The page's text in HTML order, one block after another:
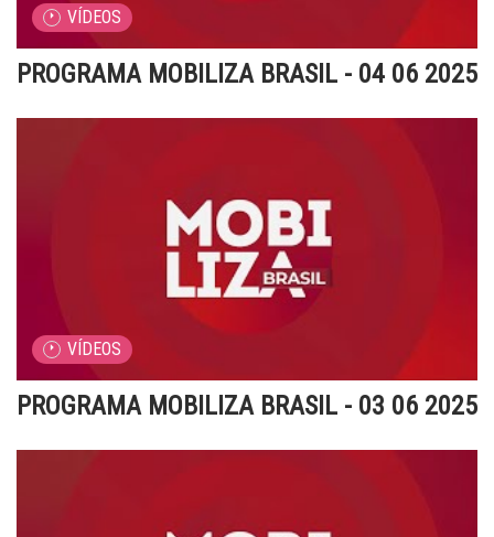
VÍDEOS
PROGRAMA MOBILIZA BRASIL - 04 06 2025
VÍDEOS
PROGRAMA MOBILIZA BRASIL - 03 06 2025